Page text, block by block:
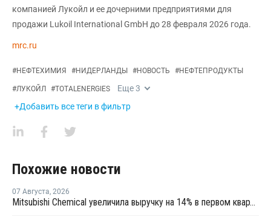
компанией Лукойл и ее дочерними предприятиями для
продажи Lukoil International GmbH до 28 февраля 2026 года.
mrc.ru
#НЕФТЕХИМИЯ #НИДЕРЛАНДЫ #НОВОСТЬ #НЕФТЕПРОДУКТЫ
#ЛУКОЙЛ #TOTALENERGIES Еще3
+Добавить все теги в фильтр
Похожие новости
07 Августа, 2026
Mitsubishi Chemical увеличила выручку на 14% в первом квартале японского финансового года